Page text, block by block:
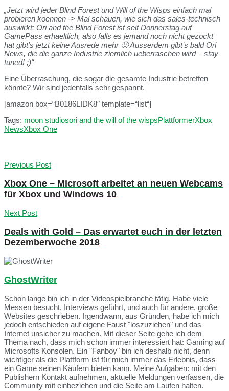
„Jetzt wird jeder Blind Forest und Will of the Wisps einfach mal
probieren koennen -> Mal schauen, wie sich das sales-technisch
auswirkt: Ori and the Blind Forest ist seit Donnerstag auf
GamePass erhaeltlich, also falls es jemand noch nicht gezockt
hat gibt’s jetzt keine Ausrede mehr 🙂 Ausserdem gibt’s bald Ori
News, die die ganze Industrie ziemlich ueberraschen wird – stay
tuned! ;)“
Eine Überraschung, die sogar die gesamte Industrie betreffen
könnte? Wir sind jedenfalls sehr gespannt.
[amazon box=“B0186LIDK8″ template=“list“]
Tags: moon studiosori and the will of the wispsPlattformerXbox
NewsXbox One
Previous Post
Xbox One – Microsoft arbeitet an neuen Webcams
für Xbox und Windows 10
Next Post
Deals with Gold – Das erwartet euch in der letzten
Dezemberwoche 2018
GhostWriter
Schon lange bin ich in der Videospielbranche tätig. Habe viele
Messen besucht, Interviews geführt, und auch für andere, große
Websites geschrieben. Irgendwann, aus Gründen, habe ich mich
jedoch entschieden auf eigene Faust "loszuziehen" und das
Internet unsicher zu machen. Mit dieser Seite gehe ich dem
Thema nach, dass mich schon immer interessiert hat: Gaming auf
Microsofts Konsolen. Ein "Fanboy" bin ich deshalb nicht, denn
wichtiger als die Plattform ist für mich immer das Erlebnis, dass
ein Game seinen Käufern bieten kann. Meine Aufgaben: mit den
Publishern Kontakt aufnehmen, aktuelle Meldungen verfassen, die
Community mit einbeziehen und die Seite am Laufen halten.